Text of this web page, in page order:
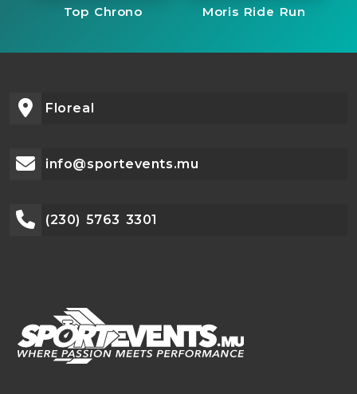
Top Chrono Moris Ride Run
Floreal
info@sportevents.mu
(230) 5763 3301